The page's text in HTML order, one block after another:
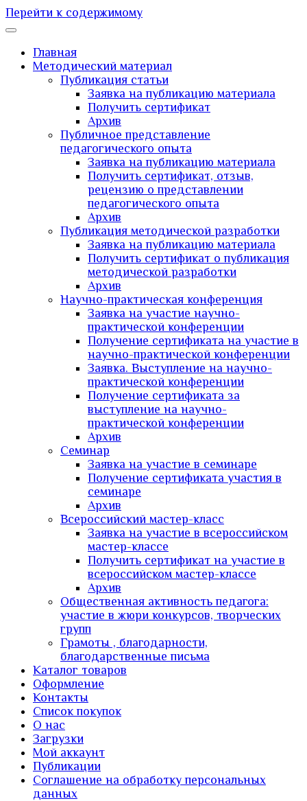
Перейти к содержимому
Главная
Методический материал
Публикация статьи
Заявка на публикацию материала
Получить сертификат
Архив
Публичное представление
педагогического опыта
Заявка на публикацию материала
Получить сертификат, отзыв,
рецензию о представлении
педагогического опыта
Архив
Публикация методической разработки
Заявка на публикацию материала
Получить сертификат о публикация
методической разработки
Архив
Научно-практическая конференция
Заявка на участие научно-
практической конференции
Получение сертификата на участие в
научно-практической конференции
Заявка. Выступление на научно-
практической конференции
Получение сертификата за
выступление на научно-
практической конференции
Архив
Семинар
Заявка на участие в семинаре
Получение сертификата участия в
семинаре
Архив
Всероссийский мастер-класс
Заявка на участие в всероссийском
мастер-классе
Получить сертификат на участие в
всероссийском мастер-классе
Архив
Общественная активность педагога:
участие в жюри конкурсов, творческих
групп
Грамоты , благодарности,
благодарственные письма
Каталог товаров
Оформление
Контакты
Список покупок
О нас
Загрузки
Мой аккаунт
Публикации
Соглашение на обработку персональных
данных